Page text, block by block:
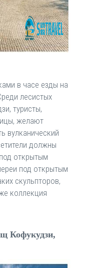
в часе езды на
лесистых
туристы,
желают
вулканический
должны
открытым
под открытым
скульпторов,
коллекция
Кофукудзи,